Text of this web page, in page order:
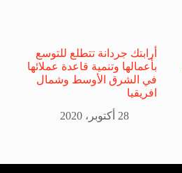
أرابتك جردانة تتطلع للتوسع
بأعمالها وتنمية قاعدة عملائها
في الشرق الأوسط وشمال
افريقيا
28 أكتوبر، 2020